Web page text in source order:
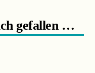
gefallen …